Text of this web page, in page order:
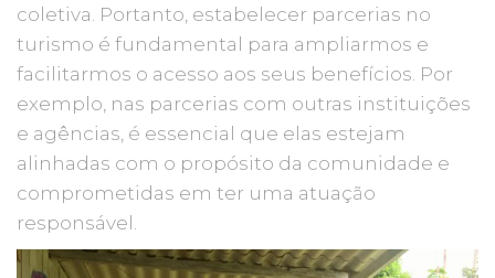
coletiva. Portanto, estabelecer parcerias no
turismo é fundamental para ampliarmos e
facilitarmos o acesso aos seus benefícios. Por
exemplo, nas parcerias com outras instituições
e agências, é essencial que elas estejam
alinhadas com o propósito da comunidade e
comprometidas em ter uma atuação
responsável.